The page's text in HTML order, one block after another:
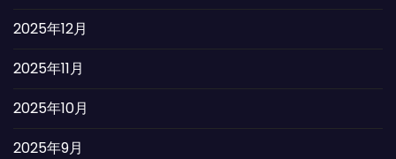
2025年12月
2025年11月
2025年10月
2025年9月